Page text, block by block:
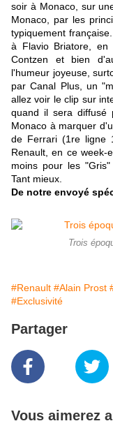
soir à Monaco, sur
Monaco, par les
typiquement
à Flavio Briatore, en
Contzen et bien
l'humeur joyeuse,
par Canal Plus, un
allez voir le clip sur
quand il sera diffusé
Monaco à marquer
de Ferrari (1re ligne
Renault, en ce week-
moins pour les
Tant mieux.
De notre envoyé
Trois
#Renault #Alain Prost
#Exclusivité
Partager
Vous aimerez